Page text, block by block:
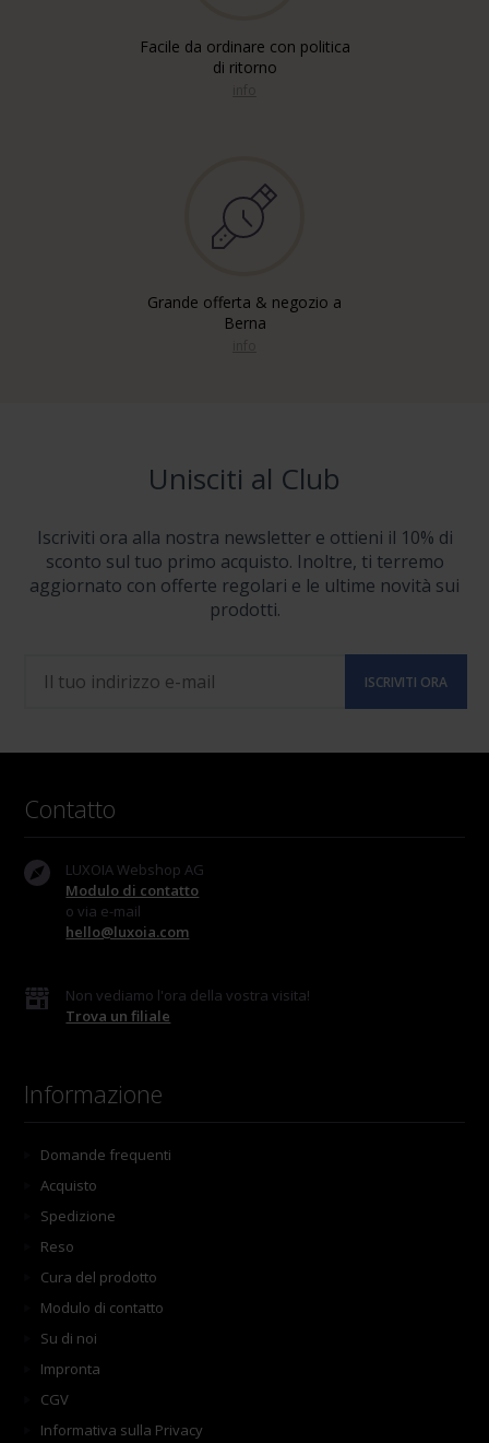
Facile da ordinare con politica
di ritorno
Grande offerta & negozio a
Berna
Unisciti al Club
Iscriviti ora alla nostra newsletter e ottieni il 10% di
sconto sul tuo primo acquisto. Inoltre, ti terremo
aggiornato con offerte regolari e le ultime novità sui
prodotti.
Contatto
LUXOIA Webshop AG
Modulo di contatto
o via e-mail
hello@luxoia.com
Non vediamo l'ora della vostra visita!
Trova un filiale
Informazione
Domande frequenti
Acquisto
Spedizione
Reso
Cura del prodotto
Modulo di contatto
Su di noi
Impronta
CGV
Informativa sulla Privacy